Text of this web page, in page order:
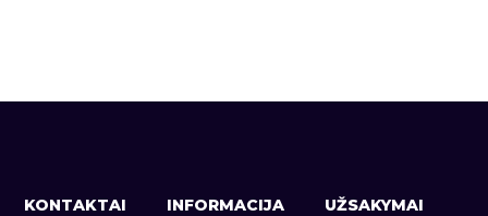
KONTAKTAI INFORMACIJA UŽSAKYMAI